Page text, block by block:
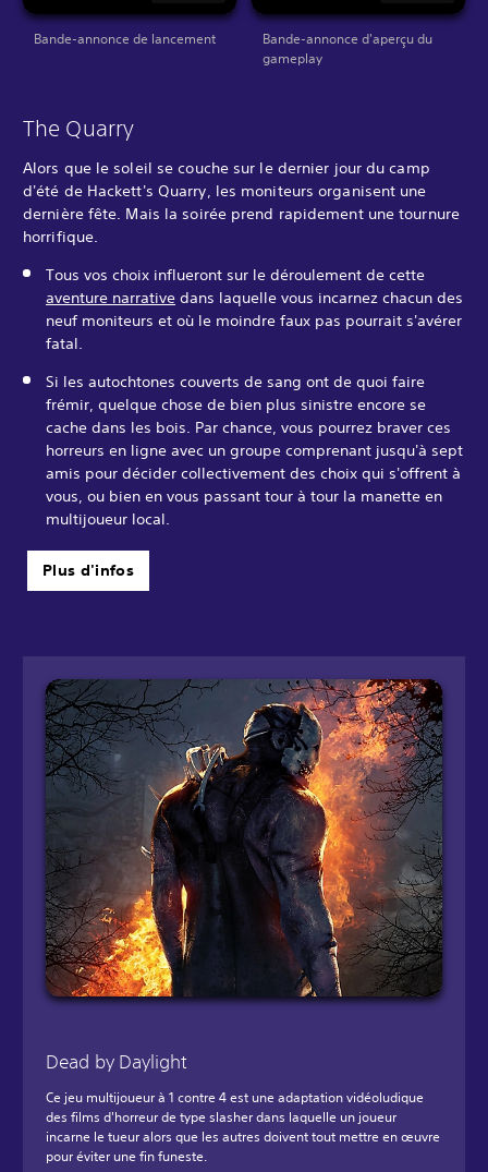
Bande-annonce de lancement
Bande-annonce d'aperçu du
gameplay
The Quarry
Alors que le soleil se couche sur le dernier jour du camp
d'été de Hackett's Quarry, les moniteurs organisent une
dernière fête. Mais la soirée prend rapidement une tournure
horrifique.
Tous vos choix influeront sur le déroulement de cette
aventure narrative dans laquelle vous incarnez chacun des
neuf moniteurs et où le moindre faux pas pourrait s'avérer
fatal.
Si les autochtones couverts de sang ont de quoi faire
frémir, quelque chose de bien plus sinistre encore se
cache dans les bois. Par chance, vous pourrez braver ces
horreurs en ligne avec un groupe comprenant jusqu'à sept
amis pour décider collectivement des choix qui s'offrent à
vous, ou bien en vous passant tour à tour la manette en
multijoueur local.
Plus d'infos
Dead by Daylight
Ce jeu multijoueur à 1 contre 4 est une adaptation vidéoludique
des films d'horreur de type slasher dans laquelle un joueur
incarne le tueur alors que les autres doivent tout mettre en œuvre
pour éviter une fin funeste.